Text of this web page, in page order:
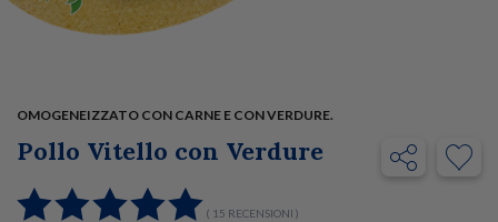
OMOGENEIZZATO CON CARNE E CON VERDURE.
Pollo Vitello con Verdure
( 15 RECENSIONI )